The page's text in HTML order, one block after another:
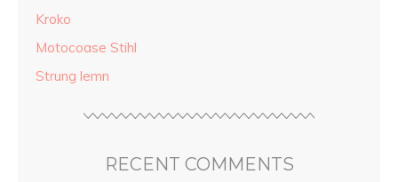
Kroko
Motocoase Stihl
Strung lemn
RECENT COMMENTS